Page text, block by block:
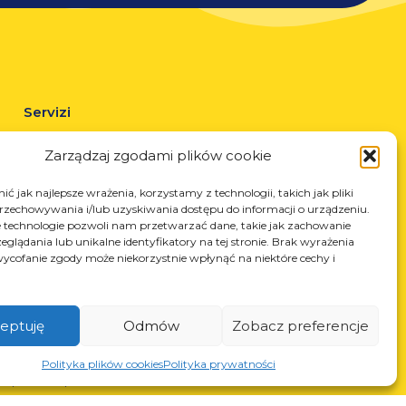
Zarządzaj zgodami plików cookie
jak najlepsze wrażenia, korzystamy z technologii, takich jak pliki
i/lub uzyskiwania dostępu do informacji o urządzeniu.
technologie pozwoli nam przetwarzać dane, takie jak zachowanie
lub unikalne identyfikatory na tej stronie. Brak wyrażenia
zgody może niekorzystnie wpłynąć na niektóre cechy i
Odmów Zobacz preferencje
Polityka plików cookiesPolityka prywatności
Servizi
Verniciatura a polvere
Saldatura automatica e manuale
Sąd Rejonowy dla Krakowa-Śródmieścia z dnia 22.02.2002r. D-